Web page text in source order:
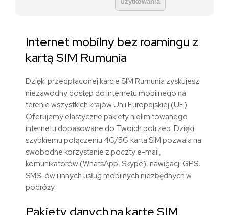
Internet mobilny bez roamingu z
kartąSIM Rumunia
Dzięki przedpłaconej karcie SIM Rumunia zyskujesz
niezawodny dostęp do internetu mobilnego na
terenie wszystkich krajów Unii Europejskiej (UE).
Oferujemy elastyczne pakiety nielimitowanego
internetu dopasowane do Twoich potrzeb. Dzięki
szybkiemu połączeniu 4G/5G karta SIM pozwala na
swobodne korzystanie z poczty e-mail,
komunikatorów (WhatsApp, Skype), nawigacji GPS,
SMS-ów i innych usług mobilnych niezbędnych w
podróży.
Pakiety danych na kartę SIM